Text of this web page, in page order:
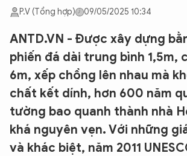
P.V (Tổng hợp) 09/05/2025 10:34
ANTD.VN - Được xây dựng
phiến đá dài trung bình 1,5m,
6m, xếp chồng lên nhau mà
chất kết dính, hơn 600 năm
tường bao quanh thành nhà
khá nguyên vẹn. Với những
và khác biệt, năm 2011